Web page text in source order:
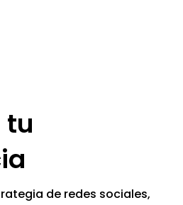
tu
de redes sociales,